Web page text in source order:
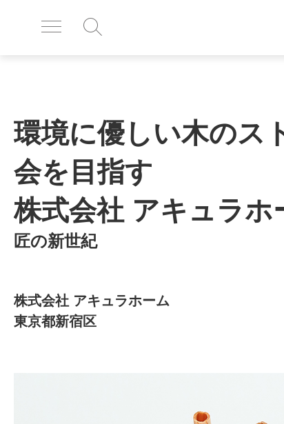
環境に優しい木のス
会を目指す
株式会社 アキュラホ
匠の新世紀
株式会社 アキュラホーム
東京都新宿区